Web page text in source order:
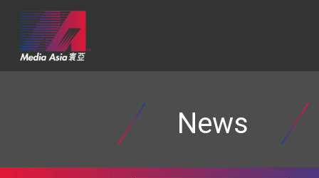
News